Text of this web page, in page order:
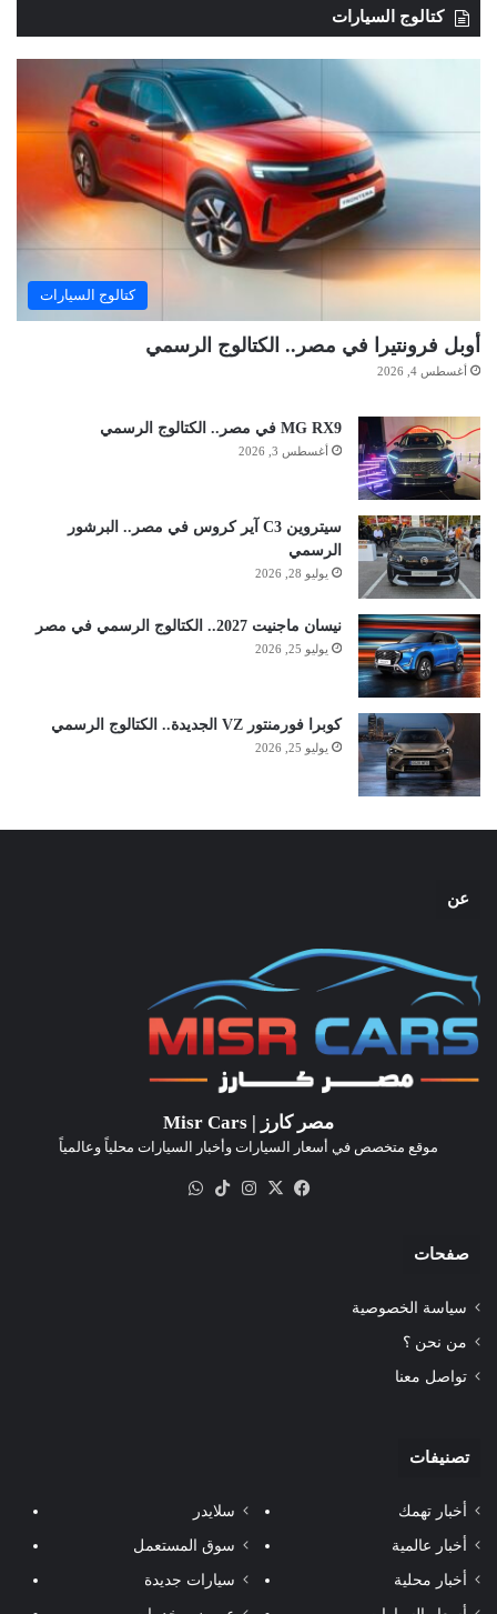
كتالوج السيارات
كتالوج السيارات
أوبل فرونتيرا في مصر.. الكتالوج الرسمي
أغسطس 4, 2026
MG RX9 في مصر.. الكتالوج الرسمي
أغسطس 3, 2026
سيتروين C3 آير كروس في مصر.. البرشور
الرسمي
يوليو 28, 2026
نيسان ماجنيت 2027.. الكتالوج الرسمي في مصر
يوليو 25, 2026
كوبرا فورمنتور VZ الجديدة.. الكتالوج الرسمي
يوليو 25, 2026
عن
مصر كارز | Misr Cars
موقع متخصص في أسعار السيارات وأخبار السيارات محلياً وعالمياً
فيسبوك
‫X انستقرام‫TikTok
صفحات
سياسة الخصوصية
من نحن ؟
تواصل معنا
تصنيفات
أخبار تهمك
أخبار عالمية
أخبار محلية
سلايدر
سوق المستعمل
سيارات جديدة